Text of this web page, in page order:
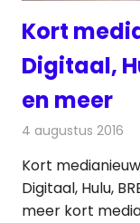
Kort
Digitaal,
en meer
4 augustus 2016
Kort
Digitaal, Hulu,
meer kort